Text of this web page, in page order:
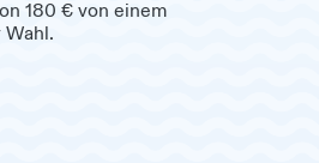
180 € von einem
Wahl.